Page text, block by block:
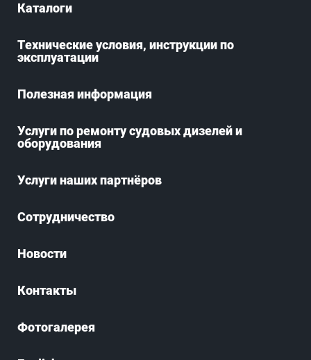
Каталоги
Технические условия, инструкции по
эксплуатации
Полезная информация
Услуги по ремонту судовых дизелей и
оборудования
Услуги наших партнёров
Сотрудничество
Новости
Контакты
Фотогалерея